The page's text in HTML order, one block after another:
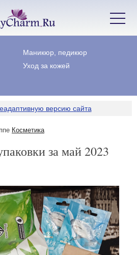
Маникюр, педикюр
Уход за кожей
версию сайта
Косметика
за май 2023